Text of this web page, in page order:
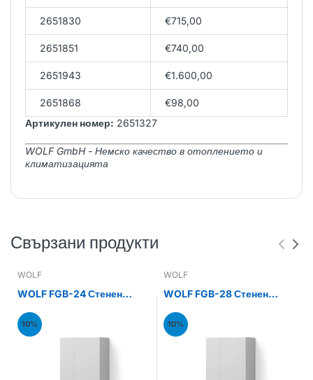
2651830 €715,00
2651851 €740,00
2651943 €1.600,00
2651868
€98,00
Артикулен номер: 2651327
WOLF GmbH - Немско качество в отоплението и
климатизацията
Свързани продукти
WOLF
WOLF FGB-24 Стенен
24kW
10%
WOLF
WOLF FGB-28 Стенен
28kW
10%